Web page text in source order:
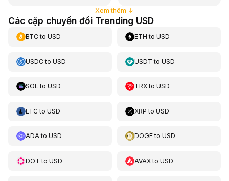
Xem thêm ↓
Các cặp chuyển đổi Trending USD
BTCto USD ETH toUSD
USDCto USD USDT toUSD
SOL to USD TRXtoUSD
LTCto USD XRP toUSD
ADAto USD DOGEtoUSD
DOT to USD AVAXtoUSD